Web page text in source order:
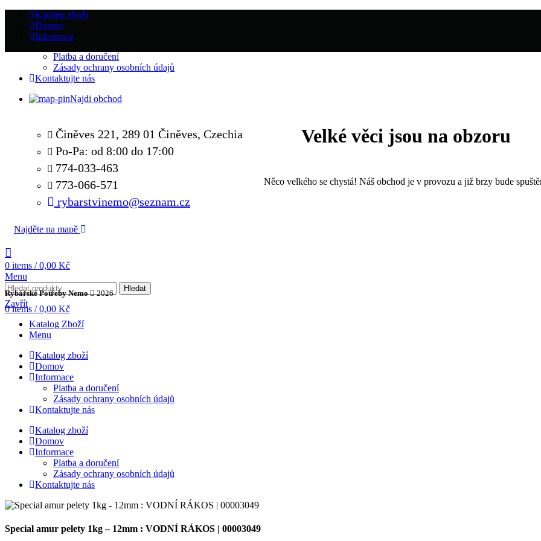
Katalog zboží
Domov
Informace
Platba a doručení
Zásady ochrany osobních údajů
Kontaktujte nás
Najdi obchod
Činěves 221, 289 01 Činěves, Czechia
Po-Pa: od 8:00 do 17:00
774-033-463
773-066-571
rybarstvinemo@seznam.cz
Najděte na mapě
0 items / 0,00 Kč
Menu
Hledat
0items / 0,00 Kč
Velké věci jsou na obzoru
Něco velkého se chystá! Náš obchod je v provozu a již brzy bude
Rybářské Potřeby Nemo 2026
Zavřít
Katalog Zboží
Menu
Katalog zboží
Domov
Informace
Platba a doručení
Zásady ochrany osobních údajů
Kontaktujte nás
Katalog zboží
Domov
Informace
Platba a doručení
Zásady ochrany osobních údajů
Kontaktujte nás
Special amur pelety 1kg – 12mm : VODNÍ RÁKOS | 00003049